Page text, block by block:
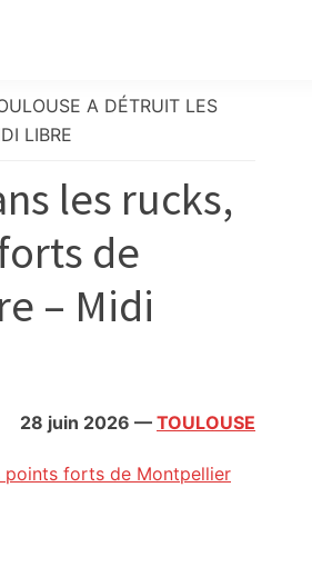
A DÉTRUIT LES
LIBRE
les rucks,
de
– Midi
28 juin 2026 — TOULOUSE
points forts de Montpellier